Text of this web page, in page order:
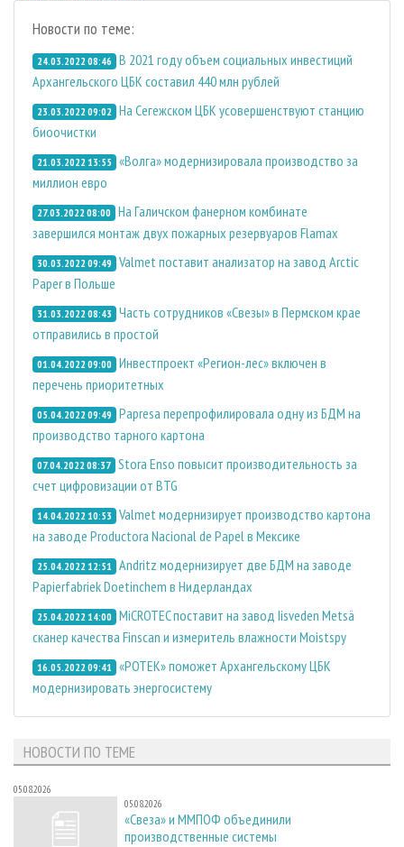
Новости по теме:
24.03.2022 08:46 В 2021 году объем социальных инвестиций
Архангельского ЦБК составил 440 млн рублей
23.03.2022 09:02 На Сегежском ЦБК усовершенствуют станцию
биоочистки
21.03.2022 13:55 «Волга» модернизировала производство за
миллион евро
27.03.2022 08:00 На Галичском фанерном комбинате
завершился монтаж двух пожарных резервуаров Flamax
30.03.2022 09:49 Valmet поставит анализатор на завод Arctic
Paper в Польше
31.03.2022 08:43 Часть сотрудников «Свезы» в Пермском крае
отправились в простой
01.04.2022 09:00 Инвестпроект «Регион-лес» включен в
перечень приоритетных
05.04.2022 09:49 Papresa перепрофилировала одну из БДМ на
производство тарного картона
07.04.2022 08:37 Stora Enso повысит производительность за
счет цифровизации от BTG
14.04.2022 10:53 Valmet модернизирует производство картона
на заводе Productora Nacional de Papel в Мексике
25.04.2022 12:51 Andritz модернизирует две БДМ на заводе
Papierfabriek Doetinchem в Нидерландах
25.04.2022 14:00 MiCROTEC поставит на завод Iisveden Metsä
сканер качества Finscan и измеритель влажности Moistspy
16.05.2022 09:41 «РОТЕК» поможет Архангельскому ЦБК
модернизировать энергосистему
НОВОСТИ ПО ТЕМЕ
05.08.2026
05.08.2026
«Свеза» и ММПОФ объединили
производственные системы